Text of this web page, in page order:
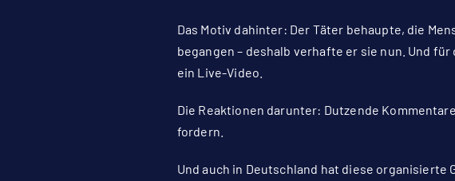
Das Motiv dahinter: Der Täter behaupte, die
begangen – deshalb verhafte er sie nun. Und
ein Live-Video.
Die Reaktionen darunter: Dutzende
fordern.
Und auch in Deutschland hat diese